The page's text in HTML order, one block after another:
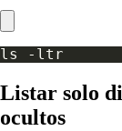
Listar solo
ocultos